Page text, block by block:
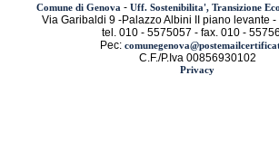
Comune di Genova - Uff. Sostenibilita', Transizione
Via Garibaldi 9 -Palazzo Albini II piano levante
tel. 010 - 5575057 - fax. 010 -
Pec:
C.F./P.Iva 00856930102
Privacy